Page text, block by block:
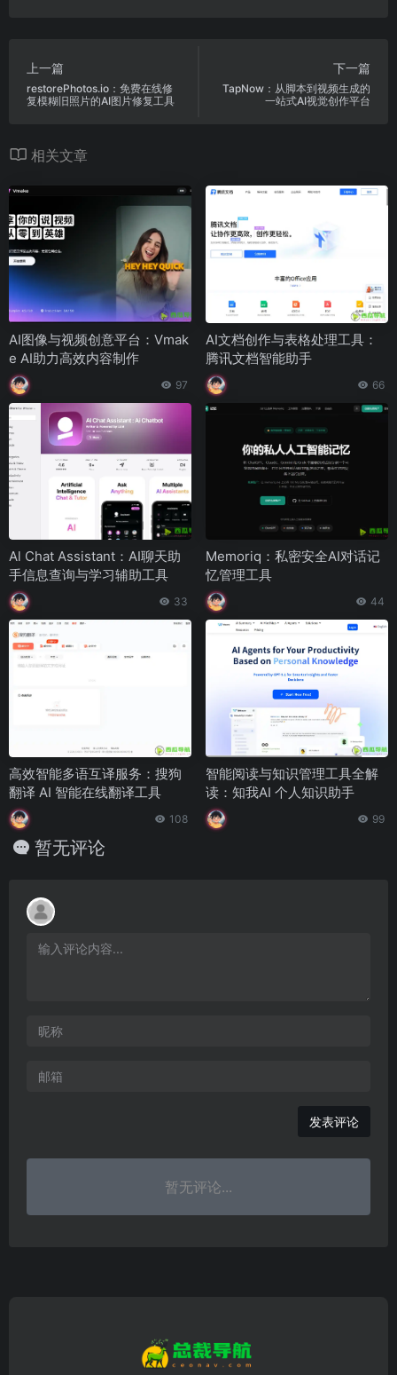
上一篇
restorePhotos.io：免费在线修
复模糊旧照片的AI图片修复工具
下一篇
TapNow：从脚本到视频生成的
一站式AI视觉创作平台
相关文章
AI图像与视频创意平台：Vmak
e AI助力高效内容制作
97
AI文档创作与表格处理工具：
腾讯文档智能助手
66
Al Chat Assistant：AI聊天助
手信息查询与学习辅助工具
33
Memoriq：私密安全AI对话记
忆管理工具
44
高效智能多语互译服务：搜狗
翻译 AI 智能在线翻译工具
108
智能阅读与知识管理工具全解
读：知我AI 个人知识助手
99
暂无评论
发表评论
暂无评论...